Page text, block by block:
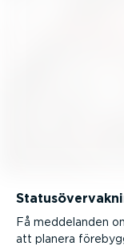
Få meddelanden
att planera